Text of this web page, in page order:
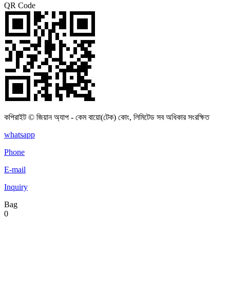
QR Code
কপিরাইট © জিয়ান অ্যাপ - কেম বায়ো(টেক) কোং, লিমিটেড সব অধিকার সংরক্ষিত
whatsapp
Phone
E-mail
Inquiry
Bag
0